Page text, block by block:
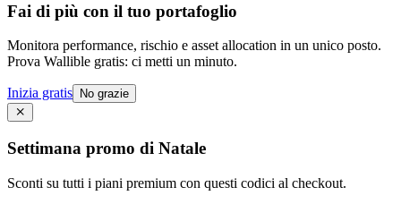
Fai di più con il tuo portafoglio
Monitora performance, rischio e asset allocation in un unico posto.
Prova Wallible gratis: ci metti un minuto.
Inizia gratis No grazie
Settimana promo di Natale
Sconti su tutti i piani premium con questi codici al checkout.